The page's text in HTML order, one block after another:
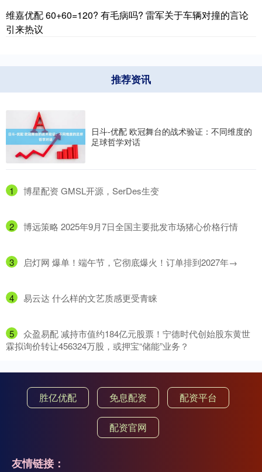
维嘉优配 60+60=120? 有毛病吗? 雷军关于车辆对撞的言论
引来热议
推荐资讯
日斗-优配 欧冠舞台的战术验证：不同维度的
足球哲学对话
1 ​博星配资 GMSL开源，SerDes生变
2 ​博远策略 2025年9月7日全国主要批发市场猪心价格行情
3 ​启灯网 爆单！端午节，它彻底爆火！订单排到2027年→
4 ​易云达 什么样的文艺质感更受青睐
5
​众盈易配 减持市值约184亿元股票！宁德时代创始股东黄世
霖拟询价转让456324万股，或押宝“储能”业务？
胜亿优配 免息配资 配资平台
配资官网
友情链接：